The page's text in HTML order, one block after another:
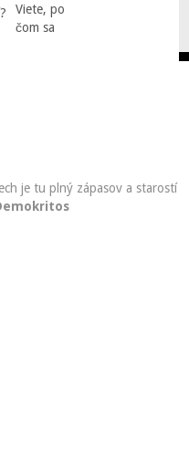
Viete, po
čom sa
je tu plný zápasov a starostí